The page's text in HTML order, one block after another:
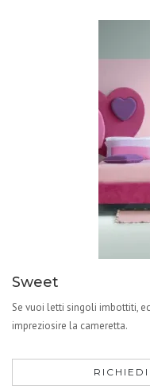
Sweet
Se vuoi letti singoli imbottiti,
impreziosire la cameretta.